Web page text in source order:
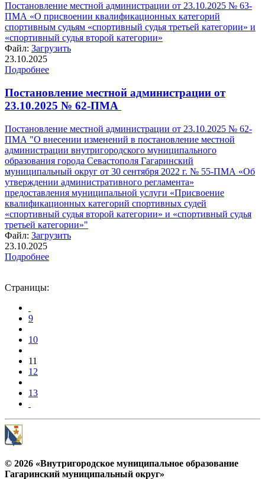
Постановление местной администрации от 23.10.2025 № 63-
ПМА «О присвоении квалификационных категорий
спортивным судьям «спортивный судья третьей категории» и
«спортивный судья второй категории»
Файл: Загрузить
23.10.2025
Подробнее
Постановление местной администрации от
23.10.2025 № 62-ПМА
Постановление местной администрации от 23.10.2025 № 62-
ПМА "О внесении изменений в постановление местной
администрации внутригородского муниципального
образования города Севастополя Гагаринский
муниципальный округ от 30 сентября 2022 г. № 55-ПМА «Об
утверждении административного регламента»
предоставления муниципальной услуги «Присвоение
квалификационных категорий спортивных судей
«спортивный судья второй категории» и «спортивный судья
третьей категории»"
Файл: Загрузить
23.10.2025
Подробнее
Страницы:
9
10
11
12
13
© 2026 «Внутригородское муниципальное образование
Гагаринский муниципальный округ»